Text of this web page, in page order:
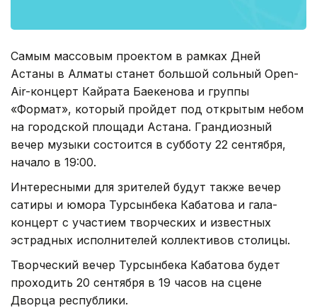
Самым массовым проектом в рамках Дней
Астаны в Алматы станет большой сольный Open-
Air-концерт Кайрата Баекенова и группы
«Формат», который пройдет под открытым небом
на городской площади Астана. Грандиозный
вечер музыки состоится в субботу 22 сентября,
начало в 19:00.
Интересными для зрителей будут также вечер
сатиры и юмора Турсынбека Кабатова и гала-
концерт с участием творческих и известных
эстрадных исполнителей коллективов столицы.
Творческий вечер Турсынбека Кабатова будет
проходить 20 сентября в 19 часов на сцене
Дворца республики.